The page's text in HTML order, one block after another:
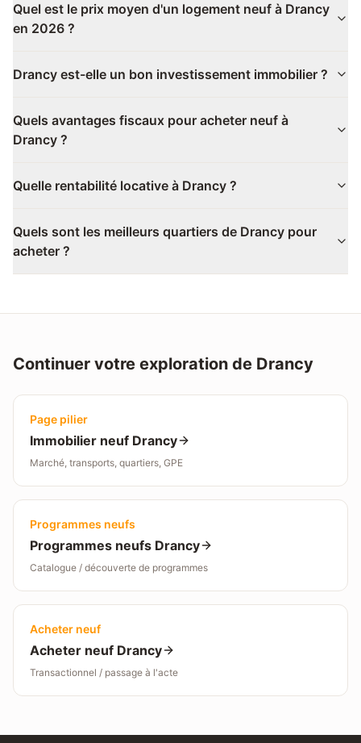
Quel est le prix moyen d'un logement neuf à Drancy
en 2026 ?
Drancy est-elle un bon investissement immobilier ?
Quels avantages fiscaux pour acheter neuf à
Drancy ?
Quelle rentabilité locative à Drancy ?
Quels sont les meilleurs quartiers de Drancy pour
acheter ?
Continuer votre exploration de Drancy
Page pilier
Immobilier neuf Drancy
Marché, transports, quartiers, GPE
Programmes neufs
Programmes neufs Drancy
Catalogue / découverte de programmes
Acheter neuf
Acheter neuf Drancy
Transactionnel / passage à l'acte